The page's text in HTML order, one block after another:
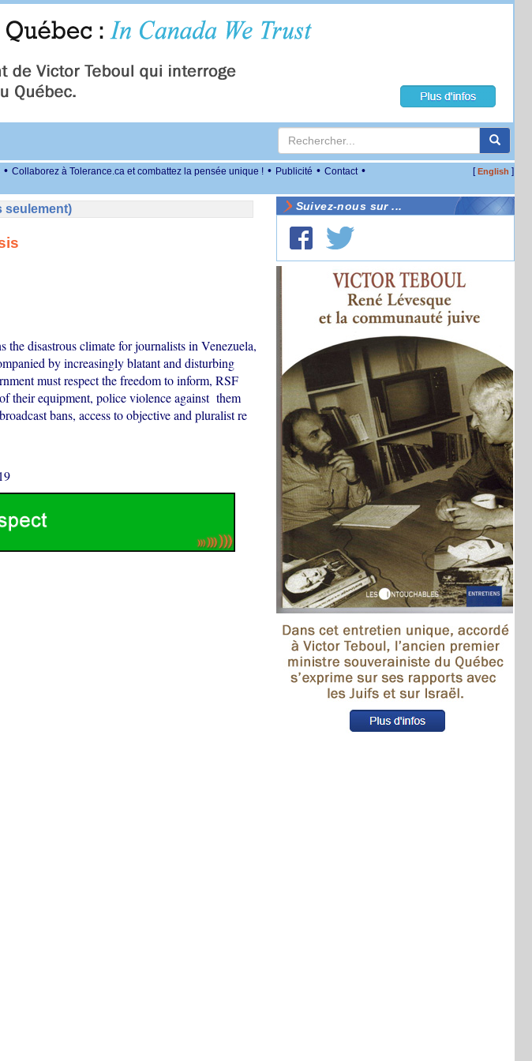
• Collaborez à Tolerance.ca et combattez la pensée unique ! • Publicité • Contact • [English ]
seulement)
disastrous climate for journalists in Venezuela,
by increasingly blatant and disturbing
must respect the freedom to inform, RSF
their equipment, police violence against them
bans, access to objective and pluralist re
Suivez-nous sur ...